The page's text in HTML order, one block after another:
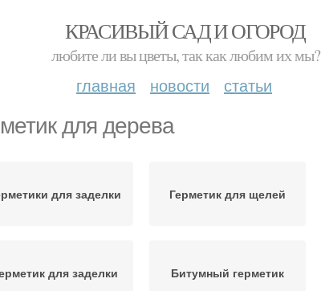
КРАСИВЫЙ САД И ОГОРОД
любите ли вы цветы, так как любим их мы?
главная новости статьи
для дерева
для заделки Герметик для щелей
для заделки Битумный герметик